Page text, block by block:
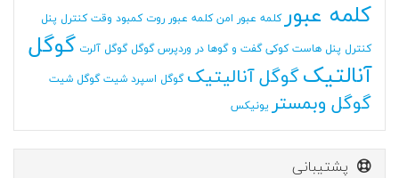
کلمه عبور کلمه عبور امن کلمه عبور روت کمبود وقت کنترل پنل
کنترل پنل هاست کوکی گفت و گوها در وردپرس گوگل گوگل آلرت گوگل
آنالتیکگوگل آنالیتیک گوگل اسپرد شیت گوگل شیت
گوگل وبمستر یونیکس
پشتیبانی